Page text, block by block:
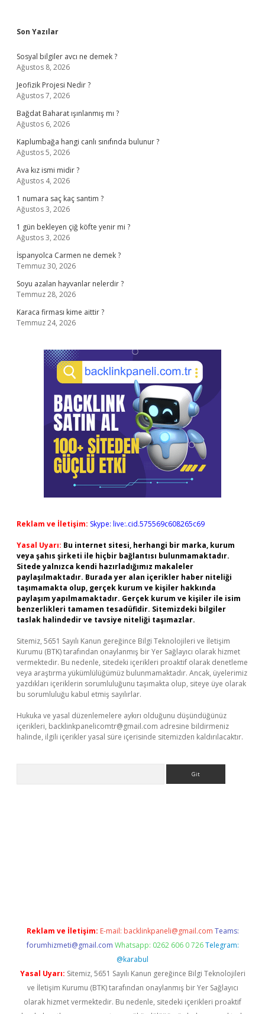
Sidebar
Son Yazılar
Sosyal bilgiler avcı ne demek ?
Ağustos 8, 2026
Jeofizik Projesi Nedir ?
Ağustos 7, 2026
Bağdat Baharat ışınlanmış mı ?
Ağustos 6, 2026
Kaplumbağa hangi canlı sınıfında bulunur ?
Ağustos 5, 2026
Ava kız ismi midir ?
Ağustos 4, 2026
1 numara saç kaç santim ?
Ağustos 3, 2026
1 gün bekleyen çiğ köfte yenir mi ?
Ağustos 3, 2026
İspanyolca Carmen ne demek ?
Temmuz 30, 2026
Soyu azalan hayvanlar nelerdir ?
Temmuz 28, 2026
Karaca firması kime aittir ?
Temmuz 24, 2026
Reklam ve İletişim: Skype: live:.cid.575569c608265c69
Yasal Uyarı: Bu internet sitesi, herhangi bir marka, kurum
veya şahıs şirketi ile hiçbir bağlantısı bulunmamaktadır.
Sitede yalnızca kendi hazırladığımız makaleler
paylaşılmaktadır. Burada yer alan içerikler haber niteliği
taşımamakta olup, gerçek kurum ve kişiler hakkında
paylaşım yapılmamaktadır. Gerçek kurum ve kişiler ile isim
benzerlikleri tamamen tesadüfidir. Sitemizdeki bilgiler
taslak halindedir ve tavsiye niteliği taşımazlar.
Sitemiz, 5651 Sayılı Kanun gereğince Bilgi Teknolojileri ve İletişim
Kurumu (BTK) tarafından onaylanmış bir Yer Sağlayıcı olarak hizmet
vermektedir. Bu nedenle, sitedeki içerikleri proaktif olarak denetleme
veya araştırma yükümlülüğümüz bulunmamaktadır. Ancak, üyelerimiz
yazdıkları içeriklerin sorumluluğunu taşımakta olup, siteye üye olarak
bu sorumluluğu kabul etmiş sayılırlar.
Hukuka ve yasal düzenlemelere aykırı olduğunu düşündüğünüz
içerikleri, backlinkpanelicomtr@gmail.com adresine bildirmeniz
halinde, ilgili içerikler yasal süre içerisinde sitemizden kaldırılacaktır.
Reklam ve İletişim: E-mail: backlinkpaneli@gmail.com Teams:
forumhizmeti@gmail.com Whatsapp: 0262 606 0 726 Telegram:
@karabul
Yasal Uyarı: Sitemiz, 5651 Sayılı Kanun gereğince Bilgi Teknolojileri
ve İletişim Kurumu (BTK) tarafından onaylanmış bir Yer Sağlayıcı
olarak hizmet vermektedir. Bu nedenle, sitedeki içerikleri proaktif